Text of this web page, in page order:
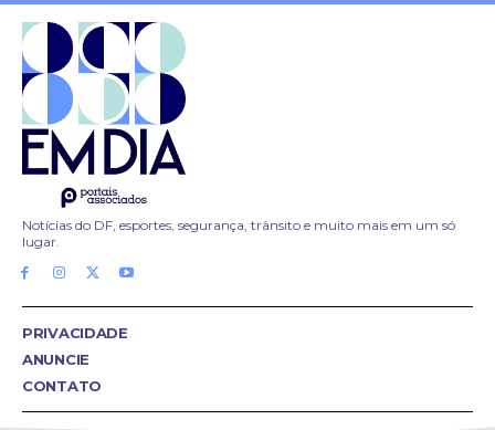
Notícias do DF, esportes, segurança, trânsito e muito mais em um só
lugar.
PRIVACIDADE
ANUNCIE
CONTATO